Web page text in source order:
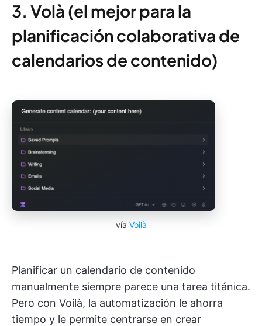
3. Volà (el mejor para la
planificación colaborativa de
calendarios de contenido)
vía Voilà
Planificar un calendario de contenido
manualmente siempre parece una tarea titánica.
Pero con Voilà, la automatización le ahorra
tiempo y le permite centrarse en crear